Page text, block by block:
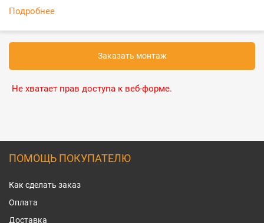
Подробнее
Заказать монтаж
Не хватает прав доступа к веб-форме.
ПОМОЩЬ ПОКУПАТЕЛЮ
Как сделать заказ
Оплата
Доставка